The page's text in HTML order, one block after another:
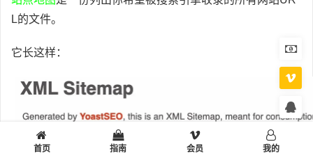
L的文件。
它长这样：
首页 指南 会员 我的